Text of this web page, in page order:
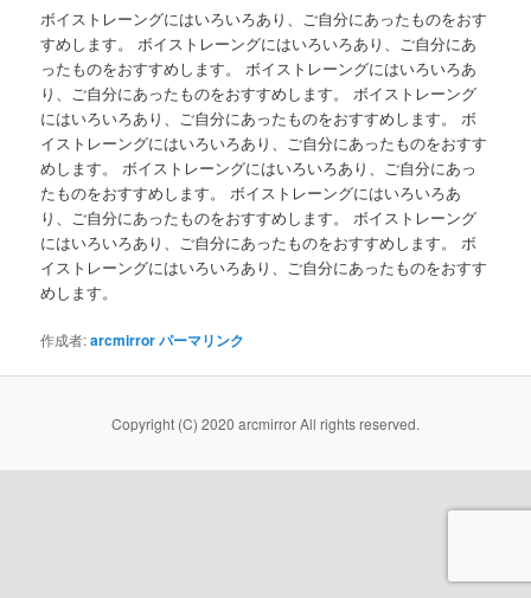
ン
テ
ン
ツ
へ
移
動
ゲ
ー
シ
ョ
ン
ボイストレーングにはいろいろあり、ご自分にあったものをおす
すめします。 ボイストレーングにはいろいろあり、ご自分にあ
ったものをおすすめします。 ボイストレーングにはいろいろあ
り、ご自分にあったものをおすすめします。 ボイストレーング
にはいろいろあり、ご自分にあったものをおすすめします。 ボ
イストレーングにはいろいろあり、ご自分にあったものをおすす
めします。 ボイストレーングにはいろいろあり、ご自分にあっ
たものをおすすめします。 ボイストレーングにはいろいろあ
り、ご自分にあったものをおすすめします。 ボイストレーング
にはいろいろあり、ご自分にあったものをおすすめします。 ボ
イストレーングにはいろいろあり、ご自分にあったものをおすす
めします。
作成者:arcmirrorパーマリンク
Copyright (C) 2020 arcmirror All rights reserved.